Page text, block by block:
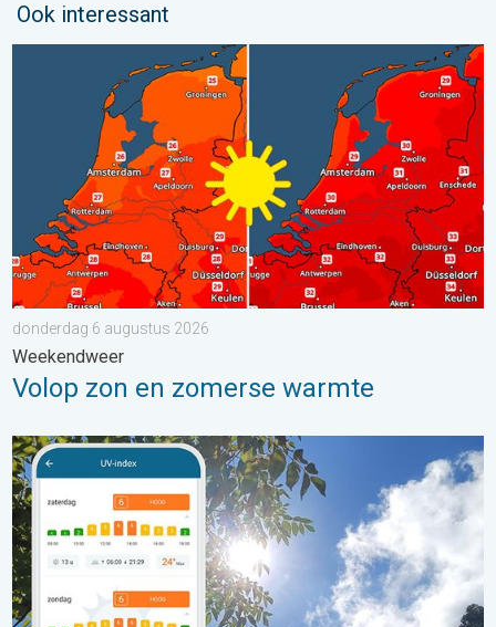
Ook interessant
Volop zon en zomerse warmte. Weekendweer. . . donderdag
donderdag 6 augustus 2026
Weekendweer
Volop zon en zomerse warmte
Zonkracht blijft hoog. Ondanks aangename lucht. . . zaterdag